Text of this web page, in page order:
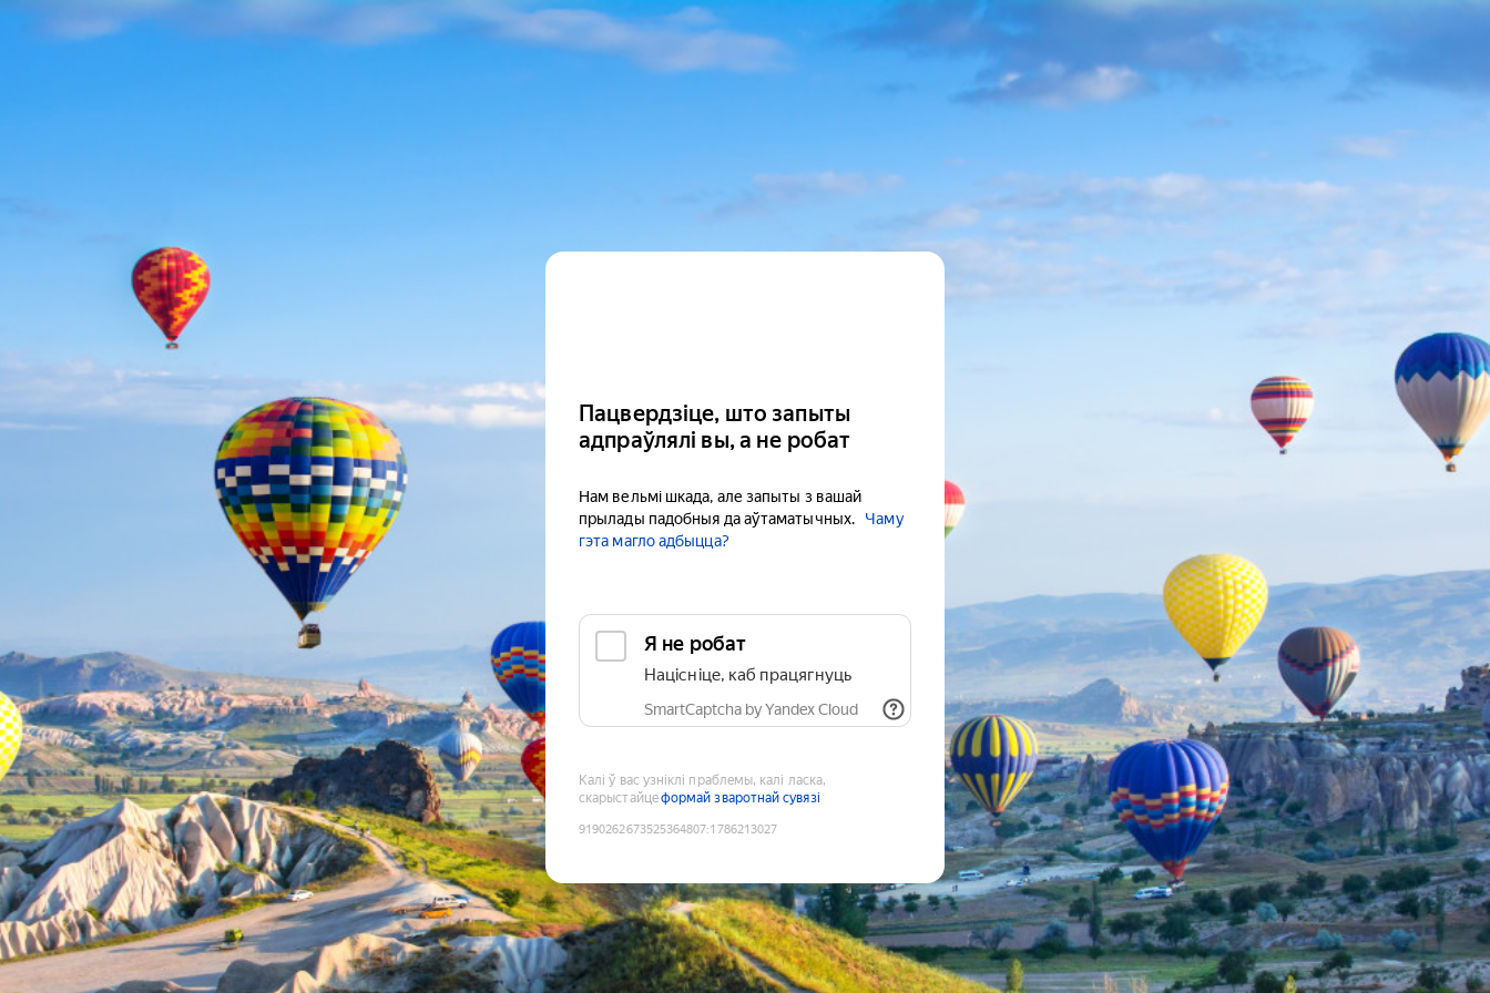
Пацвердзіце, што запыты
адпраўлялі вы, а не робат
Нам вельмі шкада, але запыты з вашай
прылады падобныя да аўтаматычных.
Чаму
гэта магло адбыцца?
Я не робат
Націсніце, каб працягнуць
SmartCaptcha by Yandex Cloud
Калі ў вас узніклі праблемы, калі ласка,
скарыстайцеформай зваротнай сувязі
9190262673525364807:1786213027